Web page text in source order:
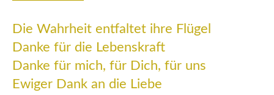
Die Wahrheit entfaltet ihre Flügel
Danke für die Lebenskraft
Danke für mich, für Dich, für uns
Ewiger Dank an die Liebe